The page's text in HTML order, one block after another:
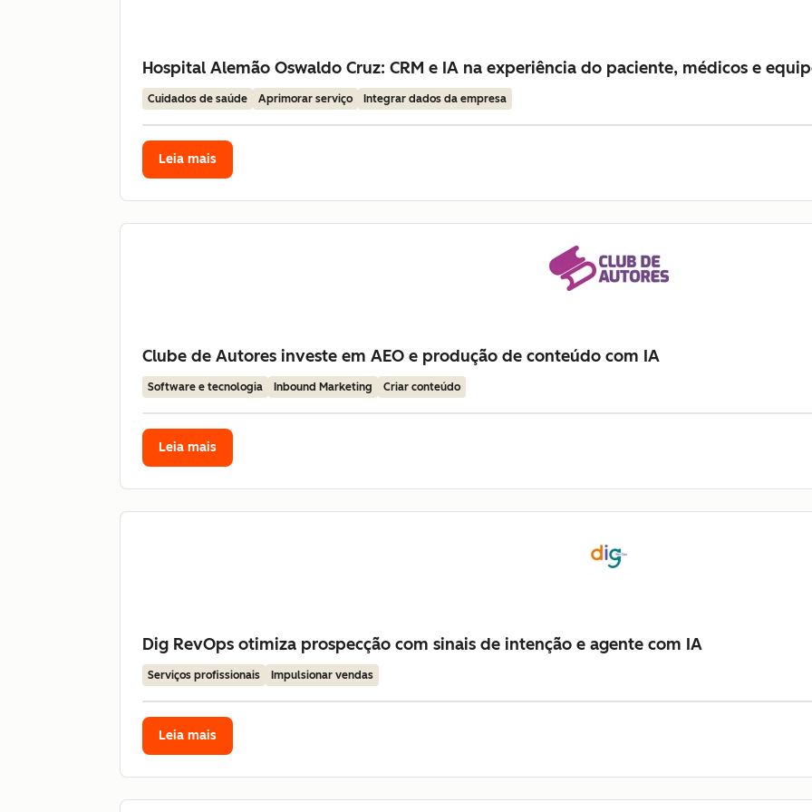
Hospital Alemão Oswaldo Cruz: CRM e IA na experiência do paciente, médicos e
Cuidados de saúde Aprimorar serviço Integrar dados da empresa
Leia mais
Clube de Autores investe em AEO e produção de conteúdo com IA
Software e tecnologia Inbound Marketing Criar conteúdo
Leia mais
Dig RevOps otimiza prospecção com sinais de intenção e agente com IA
Serviços profissionais Impulsionar vendas
Leia mais